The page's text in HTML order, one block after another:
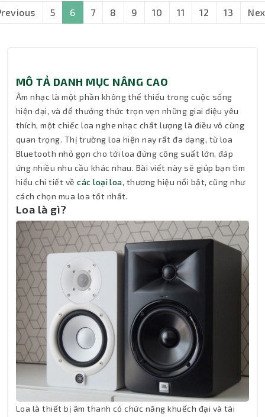
5 6 7 8 9 10 11 12 13
MÔ TẢ DANH MỤC NÂNG CAO
Âm nhạc là một phần không thể thiếu trong cuộc sống
hiện đại, và để thưởng thức trọn vẹn những giai điệu yêu
thích, một chiếc loa nghe nhạc chất lượng là điều vô cùng
quan trọng. Thị trường loa hiện nay rất đa dạng, từ loa
Bluetooth nhỏ gọn cho tới loa đứng công suất lớn, đáp
ứng nhiều nhu cầu khác nhau. Bài viết này sẽ giúp bạn tìm
hiểu chi tiết vềcác loại loa, thương hiệu nổi bật, cũng như
cách chọn mua loa tốt nhất.
Loa là gì?
Loa là thiết bị âm thanh có chức năng khuếch đại và tái